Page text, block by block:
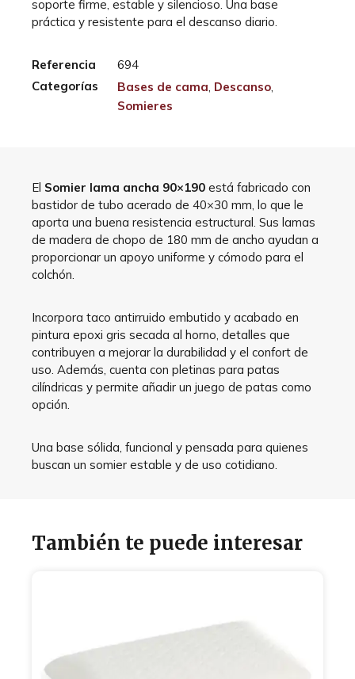
soporte firme, estable y silencioso. Una base
práctica y resistente para el descanso diario.
Referencia
694
Categorías
Bases de cama, Descanso,
Somieres
El Somier lama ancha 90×190 está fabricado con
bastidor de tubo acerado de 40×30 mm, lo que le
aporta una buena resistencia estructural. Sus lamas
de madera de chopo de 180 mm de ancho ayudan a
proporcionar un apoyo uniforme y cómodo para el
colchón.
Incorpora taco antirruido embutido y acabado en
pintura epoxi gris secada al horno, detalles que
contribuyen a mejorar la durabilidad y el confort de
uso. Además, cuenta con pletinas para patas
cilíndricas y permite añadir un juego de patas como
opción.
Una base sólida, funcional y pensada para quienes
buscan un somier estable y de uso cotidiano.
También te puede interesar